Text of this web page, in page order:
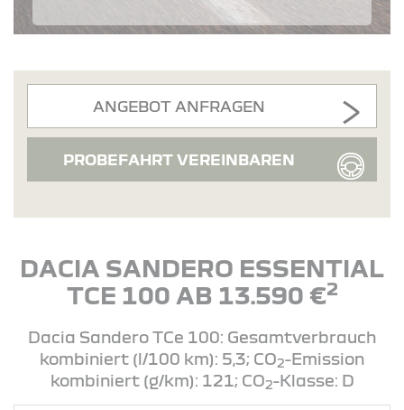
ANGEBOT ANFRAGEN
PROBEFAHRT VEREINBAREN
DACIA SANDERO ESSENTIAL
TCE 100 AB 13.590 €2
Dacia Sandero TCe 100: Gesamtverbrauch
kombiniert (l/100 km): 5,3; CO2-Emission
kombiniert (g/km): 121; CO2-Klasse: D